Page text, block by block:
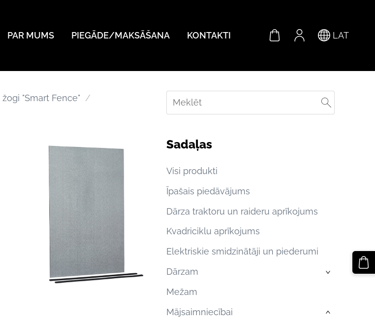
PAR MUMS PIEGĀDE/MAKSĀŠANA KONTAKTI LAT
Sadaļas
Visi produkti
Īpašais piedāvājums
Dārza traktoru un raideru aprīkojums
Kvadriciklu aprīkojums
Elektriskie smidzinātāji un piederumi
Dārzam
›
Mežam
Mājsaimniecībai
›
"Smart Fence"